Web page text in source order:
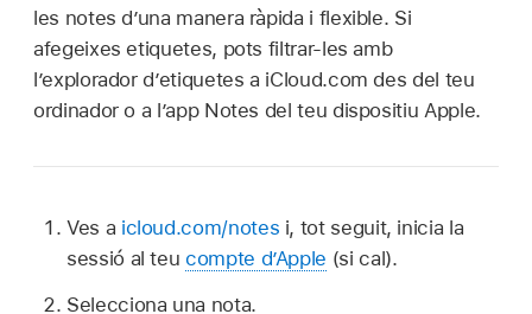
les notes d’una manera ràpida i flexible. Si
afegeixes etiquetes, pots filtrar-les amb
l’explorador d’etiquetes a iCloud.com des del teu
ordinador o a l’app Notes del teu dispositiu Apple.
Ves a icloud.com/notes i, tot seguit, inicia la
sessió al teucompte d’Apple (si cal).
Selecciona una nota.